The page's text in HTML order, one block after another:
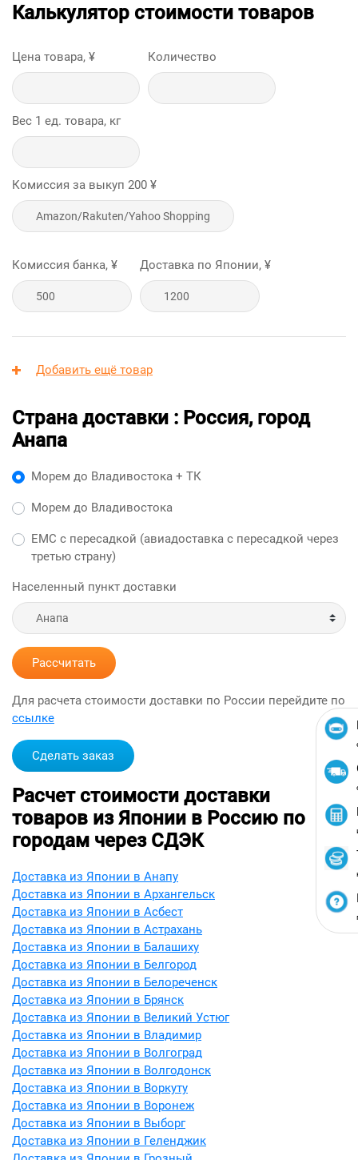
Калькулятор стоимости товаров
Цена товара, ¥ Количество
Вес 1 ед. товара, кг
Комиссия за выкуп 200 ¥
Комиссия банка, ¥ Доставка по Японии, ¥
Добавить ещё товар
Страна доставки : Россия, город
Анапа
Морем до Владивостока + ТК
Морем до Владивостока
ЕМС с пересадкой (авиадоставка с пересадкой через
третью страну)
Населенный пункт доставки
Рассчитать
Для расчета стоимости доставки по России перейдите по
ссылке
Сделать заказ
Расчет стоимости доставки
товаров из Японии в Россию по
городам через СДЭК
Доставка из Японии в Анапу
Доставка из Японии в Архангельск
Доставка из Японии в Асбест
Доставка из Японии в Астрахань
Доставка из Японии в Балашиху
Доставка из Японии в Белгород
Доставка из Японии в Белореченск
Доставка из Японии в Брянск
Доставка из Японии в Великий Устюг
Доставка из Японии в Владимир
Доставка из Японии в Волгоград
Доставка из Японии в Волгодонск
Доставка из Японии в Воркуту
Доставка из Японии в Воронеж
Доставка из Японии в Выборг
Доставка из Японии в Геленджик